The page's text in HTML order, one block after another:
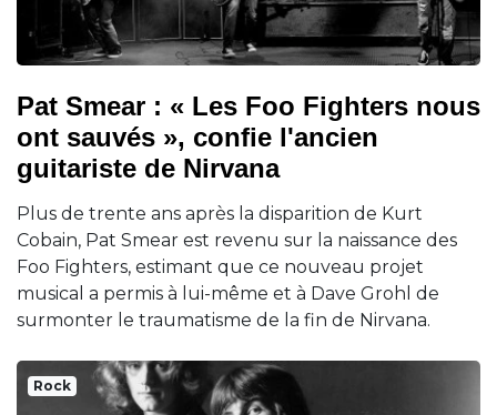
Pat Smear : « Les Foo Fighters nous
ont sauvés », confie l'ancien
guitariste de Nirvana
Plus de trente ans après la disparition de Kurt
Cobain, Pat Smear est revenu sur la naissance des
Foo Fighters, estimant que ce nouveau projet
musical a permis à lui-même et à Dave Grohl de
surmonter le traumatisme de la fin de Nirvana.
Rock